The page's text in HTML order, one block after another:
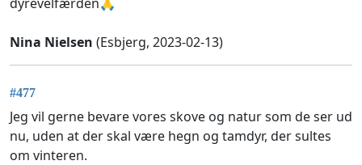
Nina Nielsen (Esbjerg, 2023-02-13)
#477
Jeg vil gerne bevare vores skove og natur som de ser ud
nu, uden at der skal være hegn og tamdyr, der sultes
om vinteren.